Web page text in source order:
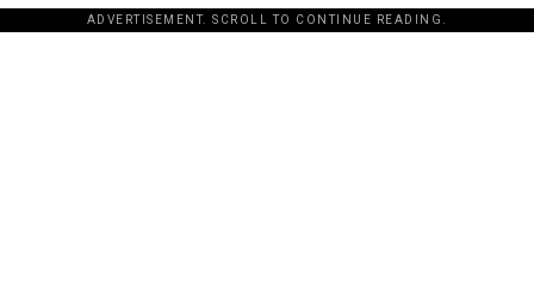
ADVERTISEMENT. SCROLL TO CONTINUE READING.